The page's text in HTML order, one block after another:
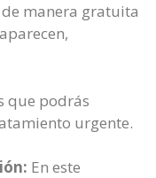
manera gratuita
que podrás
urgente.
En este